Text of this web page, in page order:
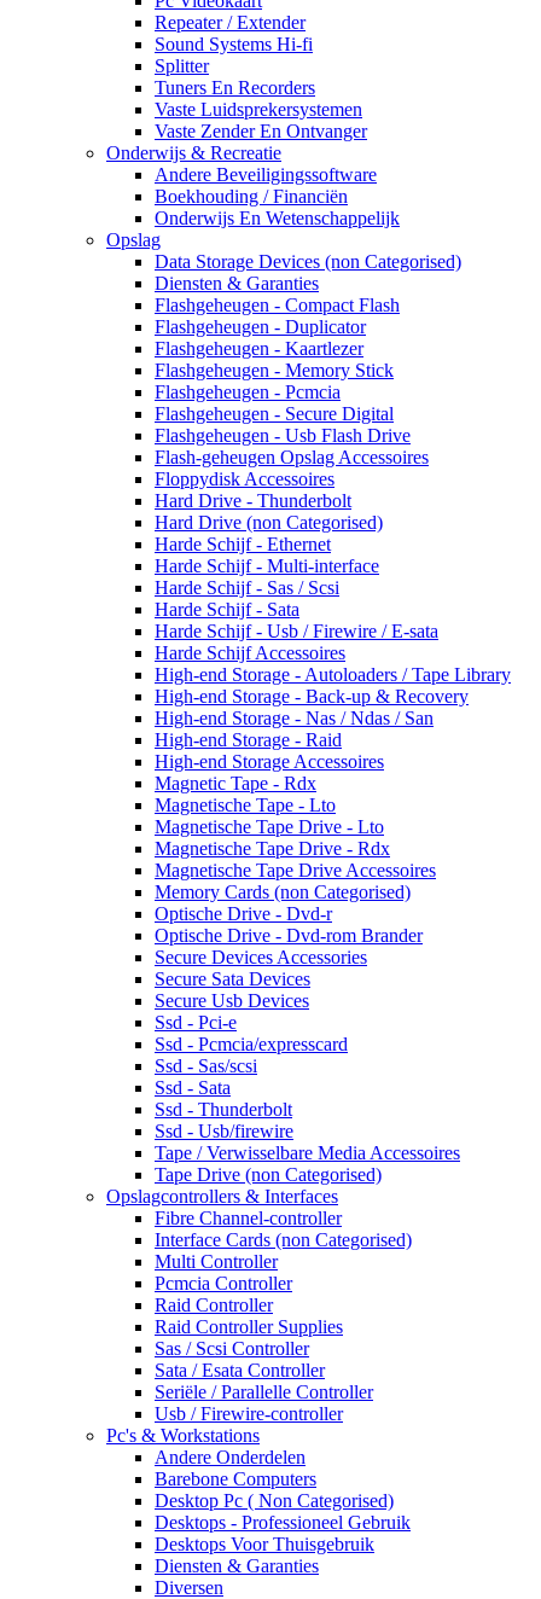
Repeater / Extender
Sound Systems Hi-fi
Splitter
Tuners En Recorders
Vaste Luidsprekersystemen
Vaste Zender En Ontvanger
Onderwijs & Recreatie
Andere Beveiligingssoftware
Boekhouding / Financiën
Onderwijs En Wetenschappelijk
Opslag
Data Storage Devices (non Categorised)
Diensten & Garanties
Flashgeheugen - Compact Flash
Flashgeheugen - Duplicator
Flashgeheugen - Kaartlezer
Flashgeheugen - Memory Stick
Flashgeheugen - Pcmcia
Flashgeheugen - Secure Digital
Flashgeheugen - Usb Flash Drive
Flash-geheugen Opslag Accessoires
Floppydisk Accessoires
Hard Drive - Thunderbolt
Hard Drive (non Categorised)
Harde Schijf - Ethernet
Harde Schijf - Multi-interface
Harde Schijf - Sas / Scsi
Harde Schijf - Sata
Harde Schijf - Usb / Firewire / E-sata
Harde Schijf Accessoires
High-end Storage - Autoloaders / Tape Library
High-end Storage - Back-up & Recovery
High-end Storage - Nas / Ndas / San
High-end Storage - Raid
High-end Storage Accessoires
Magnetic Tape - Rdx
Magnetische Tape - Lto
Magnetische Tape Drive - Lto
Magnetische Tape Drive - Rdx
Magnetische Tape Drive Accessoires
Memory Cards (non Categorised)
Optische Drive - Dvd-r
Optische Drive - Dvd-rom Brander
Secure Devices Accessories
Secure Sata Devices
Secure Usb Devices
Ssd - Pci-e
Ssd - Pcmcia/expresscard
Ssd - Sas/scsi
Ssd - Sata
Ssd - Thunderbolt
Ssd - Usb/firewire
Tape / Verwisselbare Media Accessoires
Tape Drive (non Categorised)
Opslagcontrollers & Interfaces
Fibre Channel-controller
Interface Cards (non Categorised)
Multi Controller
Pcmcia Controller
Raid Controller
Raid Controller Supplies
Sas / Scsi Controller
Sata / Esata Controller
Seriële / Parallelle Controller
Usb / Firewire-controller
Pc's & Workstations
Andere Onderdelen
Barebone Computers
Desktop Pc ( Non Categorised)
Desktops - Professioneel Gebruik
Desktops Voor Thuisgebruik
Diensten & Garanties
Diversen